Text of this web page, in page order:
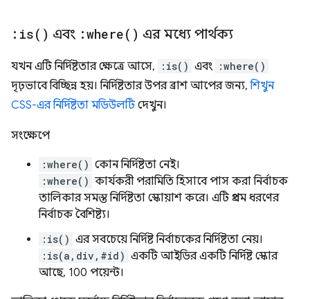
: is( ) এবং :where( ) এর মধ্যে পার্থক্য
যখন এটি নির্দিষ্টতার ক্ষেত্রে আসে, :is() এবং :where()
দৃঢ়ভাবে বিচ্ছিন্ন হয়। নির্দিষ্টতার উপর ব্রাশ আপের জন্য,শিখুন
CSS-এর নির্দিষ্টতা মডিউলটিদেখুন।
সংক্ষেপে
:where() কোন নির্দিষ্টতা নেই।
:where() কার্যকরী পরামিতি হিসাবে পাস করা নির্বাচক
তালিকার সমস্ত নির্দিষ্টতা স্কোয়াশ করে। এটি প্রথম ধরণের
নির্বাচক বৈশিষ্ট্য।
:is() এর সবচেয়ে নির্দিষ্ট নির্বাচকের নির্দিষ্টতা নেয়।
:is(a,div,#id) একটি আইডির একটি নির্দিষ্ট স্কোর
আছে, 100 পয়েন্ট।